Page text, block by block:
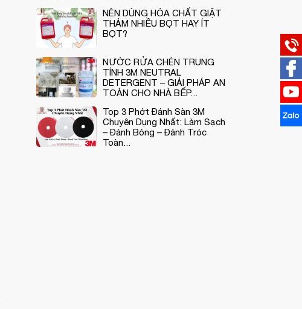
NÊN DÙNG HÓA CHẤT GIẶT
THẢM NHIỀU BỌT HAY ÍT
BỌT?
NƯỚC RỬA CHÉN TRUNG
TÍNH 3M NEUTRAL
DETERGENT – GIẢI PHÁP AN
TOÀN CHO NHÀ BẾP...
Top 3 Phớt Đánh Sàn 3M
Chuyên Dụng Nhất: Làm Sạch
– Đánh Bóng – Đánh Tróc
Toàn...